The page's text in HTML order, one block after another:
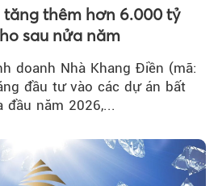
thêm hơn 6.000 tỷ
sau nửa năm
doanh Nhà Khang Điền (mã:
đầu tư vào các dự án bất
đầu năm 2026,...